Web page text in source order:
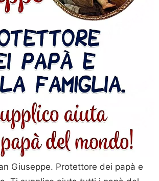
Giuseppe. Protettore dei papà e